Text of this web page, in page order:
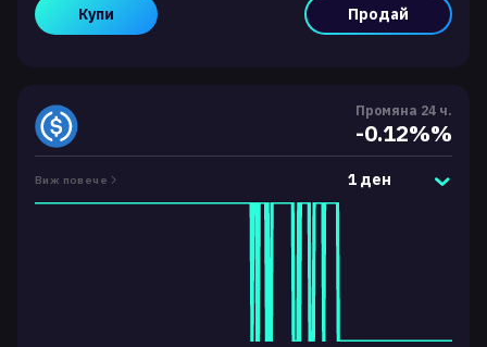
Купи Продай
Промяна 24 ч.
-0.12%%
Виж повече 1 ден